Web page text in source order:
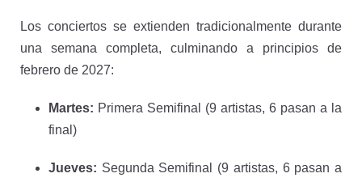
Los conciertos se extienden tradicionalmente durante
una semana completa, culminando a principios de
febrero de 2027:
Martes: Primera Semifinal (9 artistas, 6 pasan a la
final)
Jueves: Segunda Semifinal (9 artistas, 6 pasan a